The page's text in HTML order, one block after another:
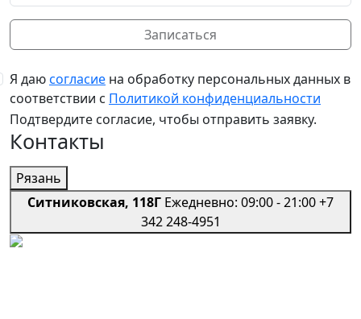
Записаться
Я даюсогласие на обработку персональных данных в
соответствии с Политикой конфиденциальности
Подтвердите согласие, чтобы отправить заявку.
Контакты
Рязань
Ситниковская, 118Г Ежедневно: 09:00 - 21:00+7
342 248-4951